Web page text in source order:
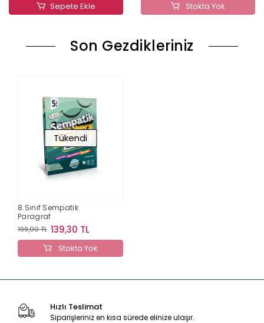
Sepete Ekle Stokta Yok
Son Gezdikleriniz
Tükendi
8.Sınıf Sempatik
Paragraf
199,00 TL 139,30 TL
Stokta Yok
Hızlı Teslimat
Siparişleriniz en kısa sürede elinize ulaşır.